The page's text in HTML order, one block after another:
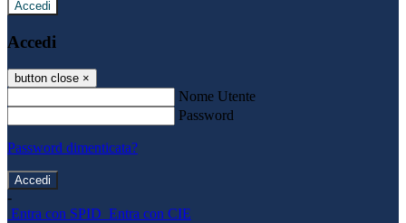
Accedi
Accedi
button close ×
Nome Utente
Password
Password dimenticata?
-
Entra con SPID Entra con CIE